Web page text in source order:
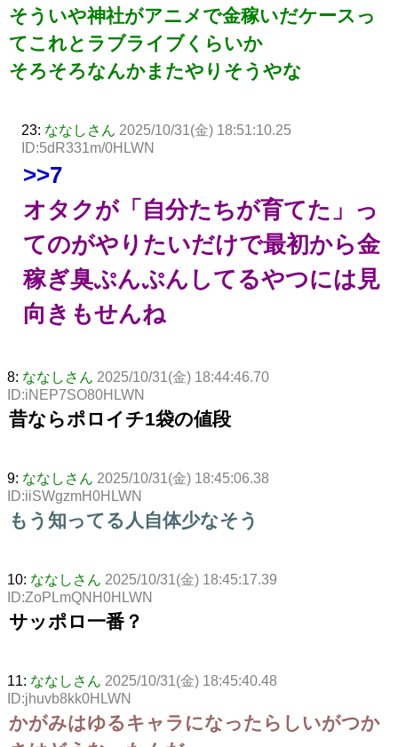
そういや神社がアニメで金稼いだケースっ
てこれとラブライブくらいか
そろそろなんかまたやりそうやな
23: ななしさん 2025/10/31(金) 18:51:10.25
ID:5dR331m/0HLWN
>>7
オタクが「自分たちが育てた」っ
てのがやりたいだけで最初から金
稼ぎ臭ぷんぷんしてるやつには見
向きもせんね
8: ななしさん 2025/10/31(金) 18:44:46.70
ID:iNEP7SO80HLWN
昔ならポロイチ1袋の値段
9: ななしさん 2025/10/31(金) 18:45:06.38
ID:iiSWgzmH0HLWN
もう知ってる人自体少なそう
10: ななしさん 2025/10/31(金) 18:45:17.39
ID:ZoPLmQNH0HLWN
サッポロ一番？
11: ななしさん 2025/10/31(金) 18:45:40.48
ID:jhuvb8kk0HLWN
かがみはゆるキャラになったらしいがつか